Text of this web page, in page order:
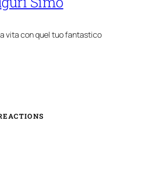
vita con quel tuo fantastico